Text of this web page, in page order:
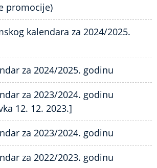
promocije)
kalendara za 2024/2025.
za 2024/2025. godinu
za 2023/2024. godinu
12. 12. 2023.]
za 2023/2024. godinu
za 2022/2023. godinu